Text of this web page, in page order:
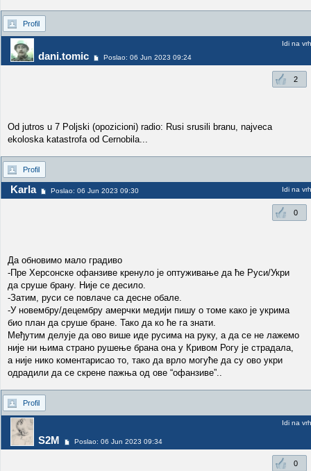
Profil
dani.tomic Poslao: 06 Jun 2023 09:24
Idi na vrh
2
Od jutros u 7 Poljski (opozicioni) radio: Rusi srusili branu, najveca
ekoloska katastrofa od Cernobila...
Profil
Karla Poslao: 06 Jun 2023 09:30 Idi na vrh
0
Да обновимо мало градиво
-Пре Херсонске офанзиве кренуло је оптуживање да ће Руси/Укри
да сруше брану. Није се десило.
-Затим, руси се повлаче са десне обале.
-У новембру/децембру амерчки медији пишу о томе како је укрима
био план да сруше бране. Тако да ко ће га знати.
Међутим делује да ово више иде русима на руку, а да се не лажемо
није ни њима страно рушење брана она у Кривом Рогу је страдала,
а није нико коментарисао то, тако да врло могуће да су ово укри
одрадили да се скрене пажња од ове “офанзиве”..
Profil
S2M Poslao: 06 Jun 2023 09:34
Idi na vrh
0